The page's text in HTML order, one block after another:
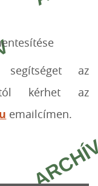
segítséget az
kérhet az
emailcímen.